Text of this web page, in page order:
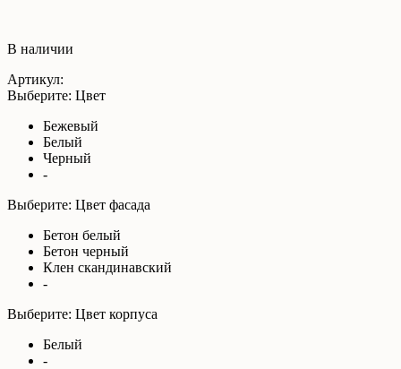
В наличии
Артикул:
Выберите: Цвет
Бежевый
Белый
Черный
-
Выберите: Цвет фасада
Бетон белый
Бетон черный
Клен скандинавский
-
Выберите: Цвет корпуса
Белый
-